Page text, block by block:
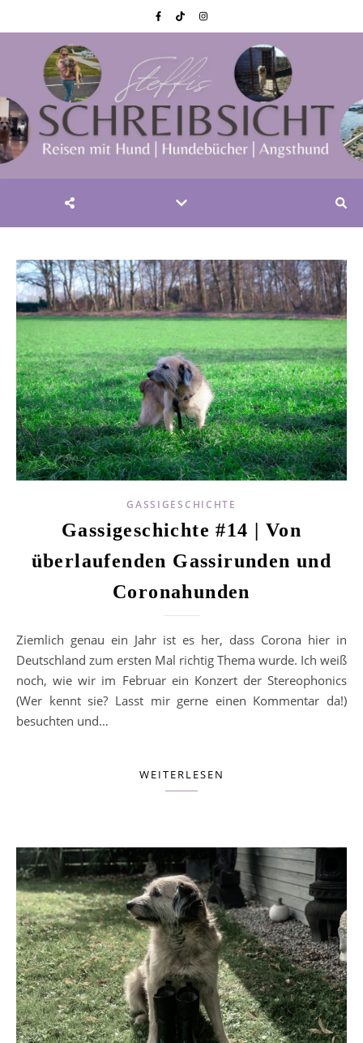
GASSIGESCHICHTE
Gassigeschichte #14 | Von
überlaufenden Gassirunden und
Coronahunden
Ziemlich genau ein Jahr ist es her, dass Corona hier in
Deutschland zum ersten Mal richtig Thema wurde. Ich weiß
noch, wie wir im Februar ein Konzert der Stereophonics
(Wer kennt sie? Lasst mir gerne einen Kommentar da!)
besuchten und…
WEITERLESEN